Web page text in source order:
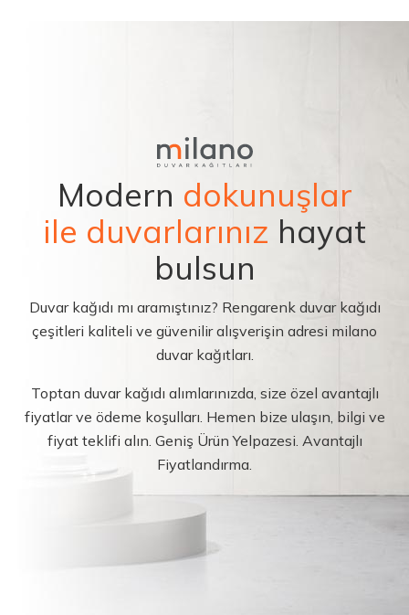
Modern dokunuşlar
ile duvarlarınız hayat
bulsun
Duvar kağıdı mı aramıştınız? Rengarenk duvar kağıdı
çeşitleri kaliteli ve güvenilir alışverişin adresi milano
duvar kağıtları.
Toptan duvar kağıdı alımlarınızda, size özel avantajlı
fiyatlar ve ödeme koşulları. Hemen bize ulaşın, bilgi ve
fiyat teklifi alın. Geniş Ürün Yelpazesi. Avantajlı
Fiyatlandırma.